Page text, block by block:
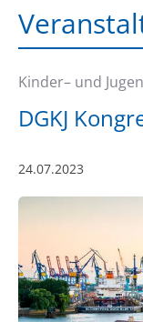
Kinder– und
DGKJ
24.07.2023